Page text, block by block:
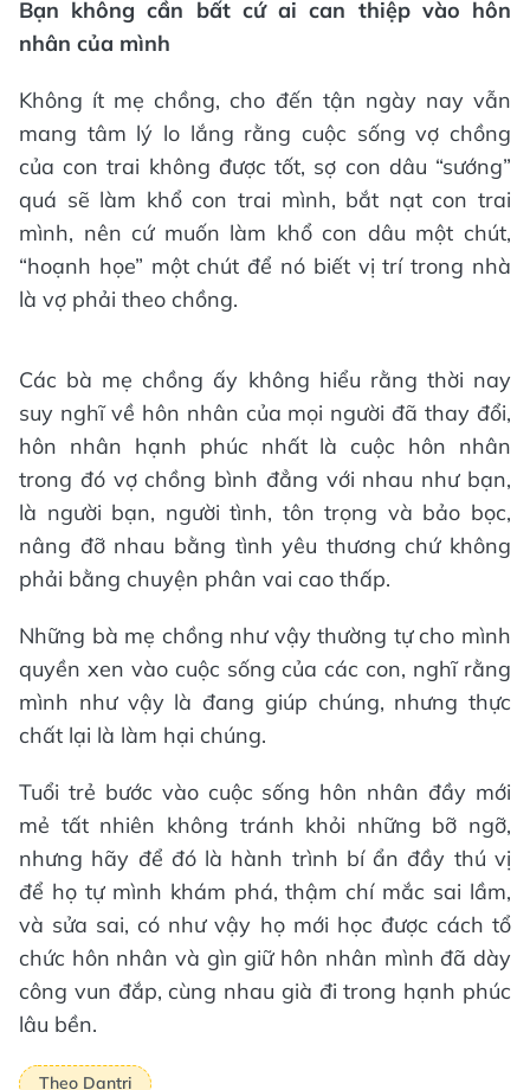
Bạn không cần bất cứ ai can thiệp vào hôn
nhân của mình
Không ít mẹ chồng, cho đến tận ngày nay vẫn
mang tâm lý lo lắng rằng cuộc sống vợ chồng
của con trai không được tốt, sợ con dâu “sướng”
quá sẽ làm khổ con trai mình, bắt nạt con trai
mình, nên cứ muốn làm khổ con dâu một chút,
“hoạnh họe” một chút để nó biết vị trí trong nhà
là vợ phải theo chồng.
Các bà mẹ chồng ấy không hiểu rằng thời nay
suy nghĩ về hôn nhân của mọi người đã thay đổi,
hôn nhân hạnh phúc nhất là cuộc hôn nhân
trong đó vợ chồng bình đẳng với nhau như bạn,
là người bạn, người tình, tôn trọng và bảo bọc,
nâng đỡ nhau bằng tình yêu thương chứ không
phải bằng chuyện phân vai cao thấp.
Những bà mẹ chồng như vậy thường tự cho mình
quyền xen vào cuộc sống của các con, nghĩ rằng
mình như vậy là đang giúp chúng, nhưng thực
chất lại là làm hại chúng.
Tuổi trẻ bước vào cuộc sống hôn nhân đầy mới
mẻ tất nhiên không tránh khỏi những bỡ ngỡ,
nhưng hãy để đó là hành trình bí ẩn đầy thú vị
để họ tự mình khám phá, thậm chí mắc sai lầm,
và sửa sai, có như vậy họ mới học được cách tổ
chức hôn nhân và gìn giữ hôn nhân mình đã dày
công vun đắp, cùng nhau già đi trong hạnh phúc
lâu bền.
Theo Dantri